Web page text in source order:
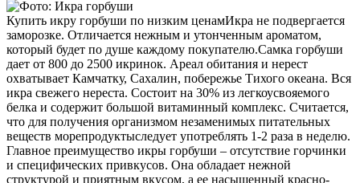
Купить икру горбуши по низким ценамИкра не подвергается
заморозке. Отличается нежным и утонченным ароматом,
который будет по душе каждому покупателю.Самка горбуши
дает от 800 до 2500 икринок. Ареал обитания и нерест
охватывает Камчатку, Сахалин, побережье Тихого океана. Вся
икра свежего нереста. Состоит на 30% из легкоусвояемого
белка и содержит большой витаминный комплекс. Считается,
что для получения организмом незаменимых питательных
веществ морепродуктыследует употреблять 1-2 раза в неделю.
Главное преимущество икры горбуши – отсутствие горчинки
и специфических привкусов. Она обладает нежной
структурой и приятным вкусом, а ее насыщенный красно-